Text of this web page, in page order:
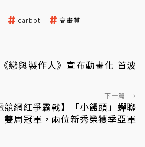
carbot 高畫質
戀與製作人》宣布動畫化 首波
下一篇 →
競網紅爭霸戰】「小饅頭」蟬聯
雙周冠軍，兩位新秀榮獲季亞軍